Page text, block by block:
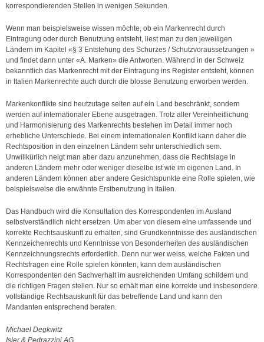
Publikationen
Presse / News
Karriere
Kontakt
korrespondierenden Stellen in wenigen Sekunden.
Wenn man beispielsweise wissen möchte, ob ein Markenrecht durch
Eintragung oder durch Benutzung entsteht, liest man zu den jeweiligen
Ländern im Kapitel «§ 3 Entstehung des Schurzes / Schutzvoraussetzungen »
und findet dann unter «A. Marken» die Antworten. Während in der Schweiz
bekanntlich das Markenrecht mit der Eintragung ins Register entsteht, können
in Italien Markenrechte auch durch die blosse Benutzung erworben werden.
Markenkonflikte sind heutzutage selten auf ein Land beschränkt, sondern
werden auf internationaler Ebene ausgetragen. Trotz aller Vereinheitlichung
und Harmonisierung des Markenrechts bestehen im Detail immer noch
erhebliche Unterschiede. Bei einem internationalen Konflikt kann daher die
Rechtsposition in den einzelnen Ländern sehr unterschiedlich sem.
Unwillkürlich neigt man aber dazu anzunehmen, dass die Rechtslage in
anderen Ländern mehr oder weniger dieselbe ist wie im eigenen Land. In
anderen Ländern können aber andere Gesichtspunkte eine Rolle spielen, wie
beispielsweise die erwähnte Erstbenutzung in Italien.
Das Handbuch wird die Konsultation des Korrespondenten im Ausland
selbstverständlich nicht ersetzen. Um aber von diesem eine umfassende und
korrekte Rechtsauskunft zu erhalten, sind Grundkenntnisse des ausländischen
Kennzeichenrechts und Kenntnisse von Besonderheiten des ausländischen
Kennzeichnungsrechts erforderlich. Denn nur wer weiss, welche Fakten und
Rechtsfragen eine Rolle spielen könnten, kann dem ausländischen
Korrespondenten den Sachverhalt im ausreichenden Umfang schildern und
die richtigen Fragen stellen. Nur so erhält man eine korrekte und insbesondere
vollständige Rechtsauskunft für das betreffende Land und kann den
Mandanten entsprechend beraten.
Michael Degkwitz
Isler & Pedrazzini AG